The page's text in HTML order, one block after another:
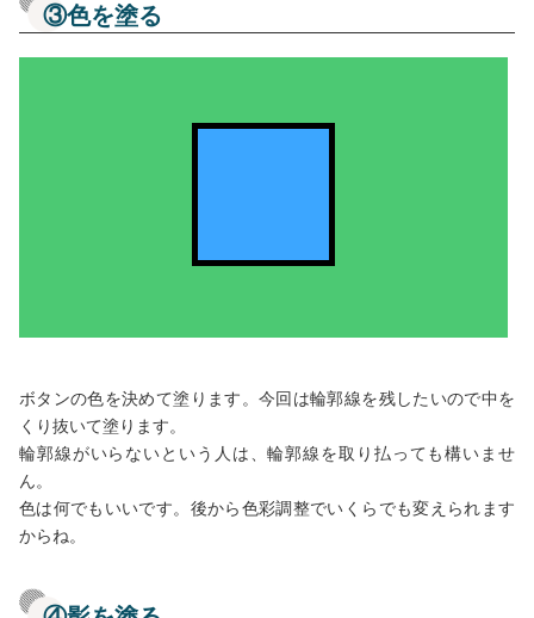
③色を塗る
ボタンの色を決めて塗ります。今回は輪郭線を残したいので中を
くり抜いて塗ります。
輪郭線がいらないという人は、輪郭線を取り払っても構いませ
ん。
色は何でもいいです。後から色彩調整でいくらでも変えられます
からね。